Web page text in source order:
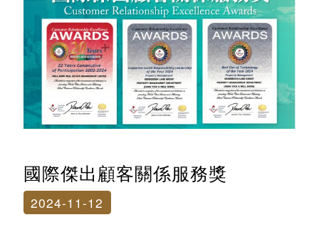
國際傑出顧客關係服務獎
2024-11-12